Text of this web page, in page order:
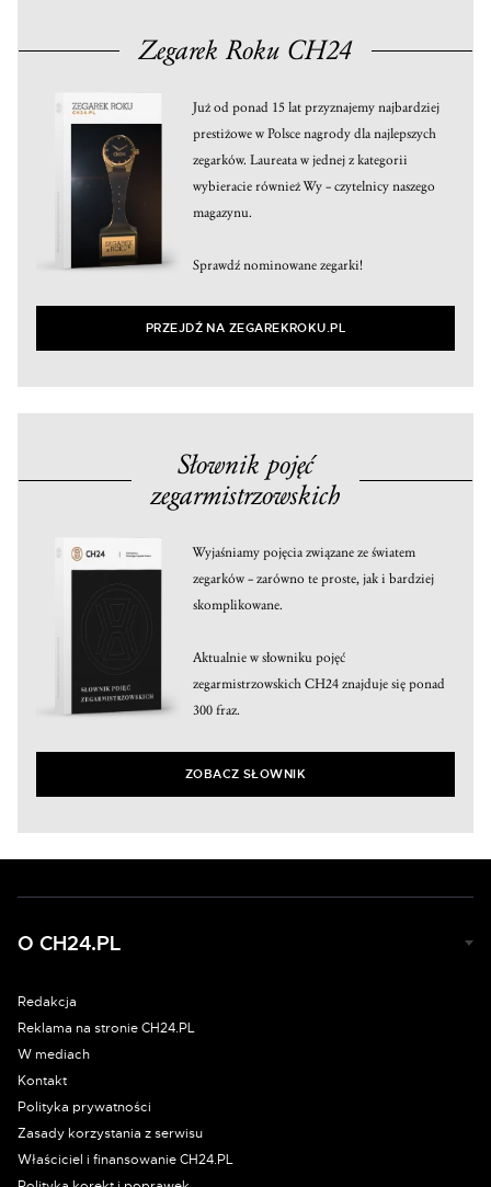
Zegarek Roku CH24
Już od ponad 15 lat przyznajemy najbardziej
prestiżowe w Polsce nagrody dla najlepszych
zegarków. Laureata w jednej z kategorii
wybieracie również Wy – czytelnicy naszego
magazynu.
Sprawdź nominowane zegarki!
PRZEJDŹ NA ZEGAREKROKU.PL
Słownik pojęć
zegarmistrzowskich
Wyjaśniamy pojęcia związane ze światem
zegarków – zarówno te proste, jak i bardziej
skomplikowane.
Aktualnie w słowniku pojęć
zegarmistrzowskich CH24 znajduje się ponad
300 fraz.
ZOBACZ SŁOWNIK
O CH24.PL
Redakcja
Reklama na stronie CH24.PL
W mediach
Kontakt
Polityka prywatności
Zasady korzystania z serwisu
Właściciel i finansowanie CH24.PL